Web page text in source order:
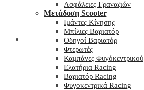
My wishlist
Ασφάλειες Γραναζιών
Μετάδοση Scooter
Ιμάντες Κίνησης
Μπίλιες Βαριατόρ
Οδηγοί Βαριατόρ
Φτερωτές
Καμπάνες Φυγόκεντρικού
Ελατήρια Racing
Βαριατόρ Racing
Φυγοκεντρικά Racing